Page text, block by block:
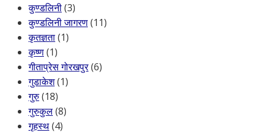
कुण्डलिनी(3)
कुण्डलिनी जागरण(11)
कृतज्ञता(1)
कृष्ण(1)
गीताप्रेस गोरखपुर(6)
गुडाकेश(1)
गुरु(18)
गुरुकुल(8)
गृहस्थ(4)